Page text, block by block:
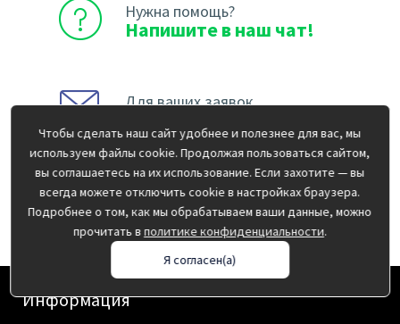
Нужна помощь?
Напишите в наш чат!
Для ваших заявок
Срочный вопрос?
(8332) 413-610!
Информация
Чтобы сделать наш сайт удобнее и полезнее для вас, мы
используем файлы cookie. Продолжая пользоваться сайтом,
вы соглашаетесь на их использование. Если захотите — вы
всегда можете отключить cookie в настройках браузера.
Подробнее о том, как мы обрабатываем ваши данные, можно
прочитать вполитике конфиденциальности.
Я согласен(а)